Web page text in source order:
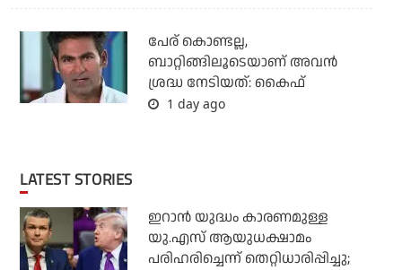
പേര് കൊണ്ടല്ല,
ബാറ്റിങ്ങിലൂടെയാണ് അവൻ
ശ്രദ്ധ നേടിയത്: കൈഫ്
1 day ago
LATEST STORIES
ഇറാന്‍ യുദ്ധം കാരണമുള്ള
യു.എസ് ആയുധക്ഷാമം
പരിഹരിച്ചെന്ന് തെറ്റിധാരിപ്പിച്ചു;